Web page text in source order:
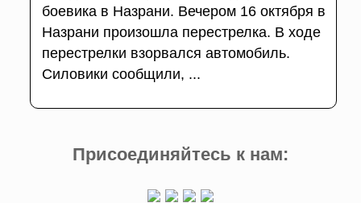
боевика в Назрани. Вечером 16 октября в
Назрани произошла перестрелка. В ходе
перестрелки взорвался автомобиль.
Силовики сообщили, ...
Присоединяйтесь к нам: